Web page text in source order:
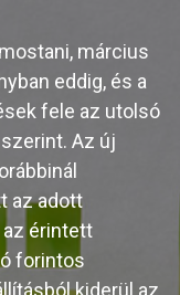
március
eddig, és a
fele az utolsó
Az új
az adott
az érintett
forintos
kiderül az